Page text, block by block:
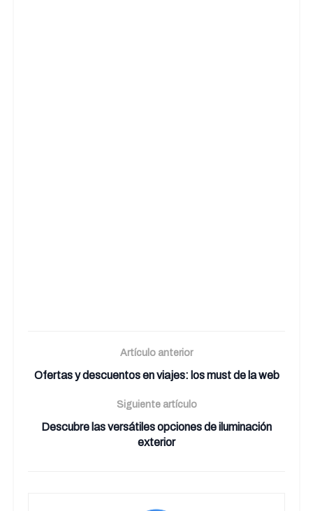
Artículo anterior
Ofertas y descuentos en viajes: los must de la web
Siguiente artículo
Descubre las versátiles opciones de iluminación
exterior